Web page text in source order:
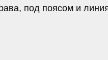
под поясом и